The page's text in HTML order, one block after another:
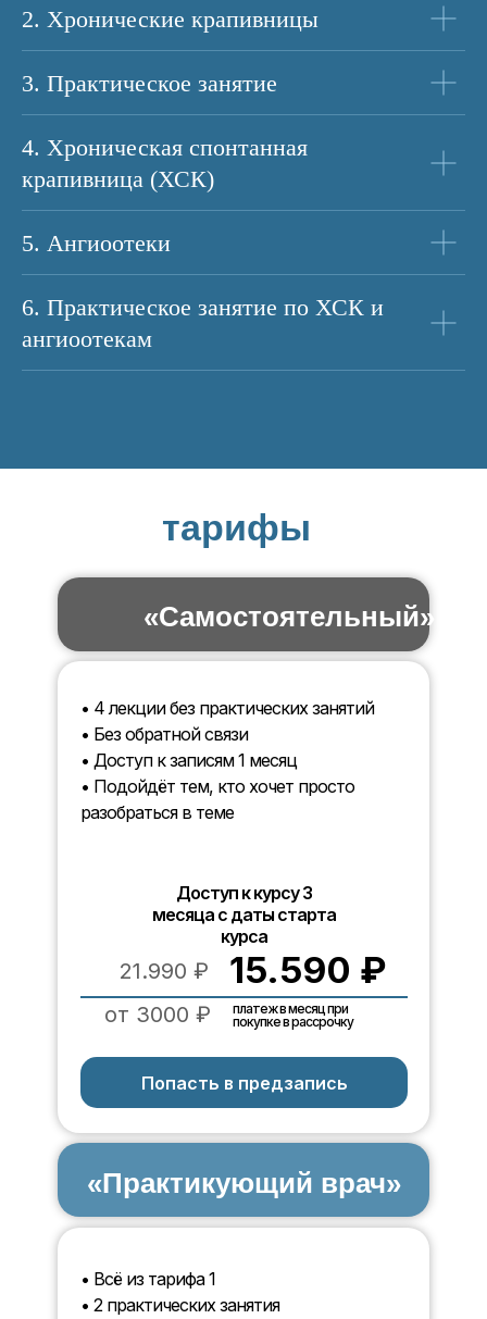
2. Хронические крапивницы
3. Практическое занятие
4. Хроническая спонтанная
крапивница (ХСК)
5. Ангиоотеки
6. Практическое занятие по ХСК и
ангиоотекам
тарифы
Попасть в предзапись
«Практикующий врач»
«Самостоятельный»
• Всё из тарифа 1
• 2 практических занятия
• 4 лекции без практических занятий
• Без обратной связи
• Доступ к записям 1 месяц
• Подойдёт тем, кто хочет просто
разобраться в теме
платеж в месяц при
покупке в рассрочку
Доступ к курсу 3
месяца с даты старта
курса
15.590 ₽
от 3000 ₽
21.990 ₽